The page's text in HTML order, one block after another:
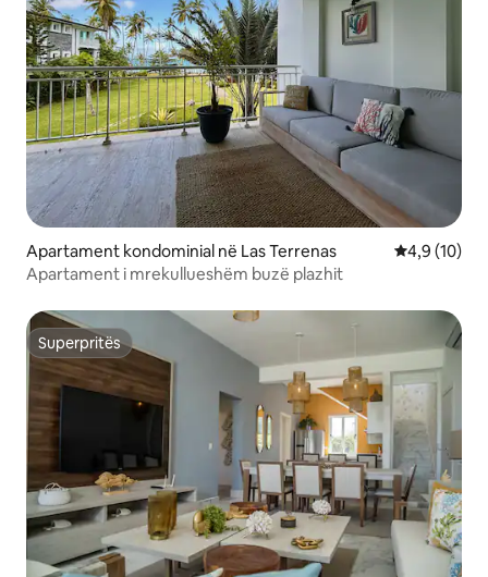
Apartament kondominial në Las Terrenas Vlerësimi
4,9 (10)
Apartament i mrekullueshëm buzë plazhit
Superpritës
Superpritës